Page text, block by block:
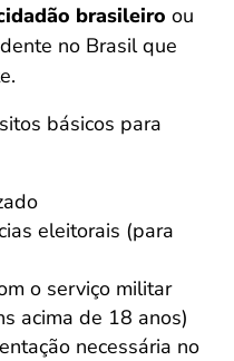
brasileiro ou
no Brasil que
básicos para
eleitorais (para
o serviço militar
acima de 18 anos)
necessária no